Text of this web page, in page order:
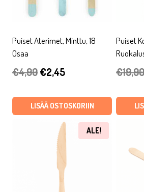
Puiset Aterimet, Minttu, 18
Osaa
€4,90Alkuperäinen
oli:
€4,90.
€2,45Nykyinen
on:
€2,45.
LISÄÄ OSTOSKORIIN
Puiset
€19,90
ALE!